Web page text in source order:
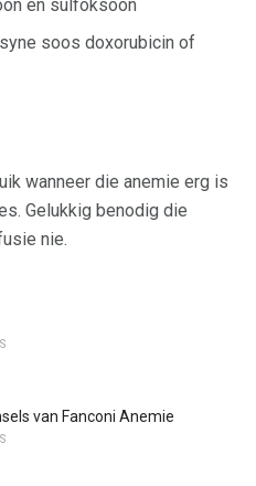
en sulfoksoon
soos doxorubicin of
wanneer die anemie erg is
Gelukkig benodig die
nie.
van Fanconi Anemie